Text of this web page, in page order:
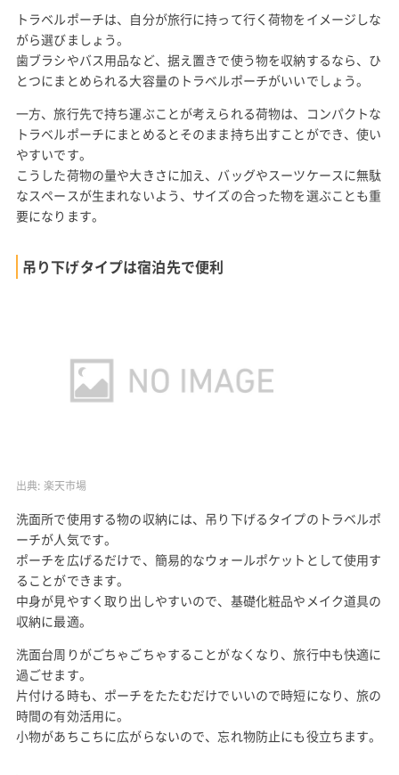
トラベルポーチは、自分が旅行に持って行く荷物をイメージしな
がら選びましょう。
歯ブラシやバス用品など、据え置きで使う物を収納するなら、ひ
とつにまとめられる大容量のトラベルポーチがいいでしょう。
一方、旅行先で持ち運ぶことが考えられる荷物は、コンパクトな
トラベルポーチにまとめるとそのまま持ち出すことができ、使い
やすいです。
こうした荷物の量や大きさに加え、バッグやスーツケースに無駄
なスペースが生まれないよう、サイズの合った物を選ぶことも重
要になります。
吊り下げタイプは宿泊先で便利
出典: 楽天市場
洗面所で使用する物の収納には、吊り下げるタイプのトラベルポ
ーチが人気です。
ポーチを広げるだけで、簡易的なウォールポケットとして使用す
ることができます。
中身が見やすく取り出しやすいので、基礎化粧品やメイク道具の
収納に最適。
洗面台周りがごちゃごちゃすることがなくなり、旅行中も快適に
過ごせます。
片付ける時も、ポーチをたたむだけでいいので時短になり、旅の
時間の有効活用に。
小物があちこちに広がらないので、忘れ物防止にも役立ちます。